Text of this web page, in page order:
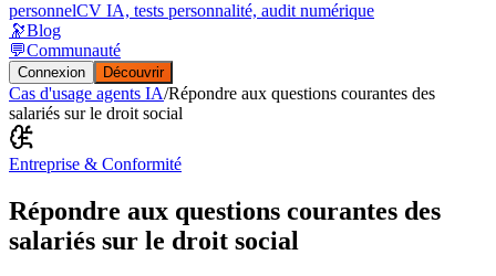
personnelCV IA, tests personnalité, audit numérique
🔭Blog
💬Communauté
Connexion Découvrir
Cas d'usage agents IA/Répondre aux questions courantes des
salariés sur le droit social
Entreprise & Conformité
Répondre aux questions courantes des
salariés sur le droit social